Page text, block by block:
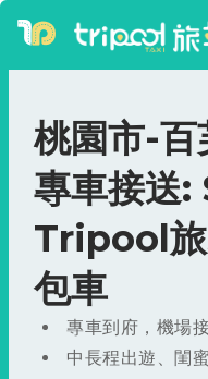
桃園市-百
專車接送
Tripool
包車
專車到府，機場
中長程出遊、閨